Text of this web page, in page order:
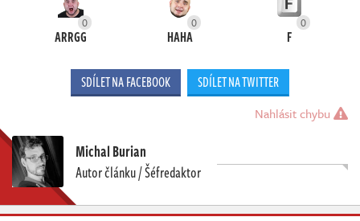
0
ARRGG
0
HAHA
0
F
SDÍLET NA FACEBOOK SDÍLET NA TWITTER
Nahlásit chybu
Michal Burian
Autor článku / Šéfredaktor